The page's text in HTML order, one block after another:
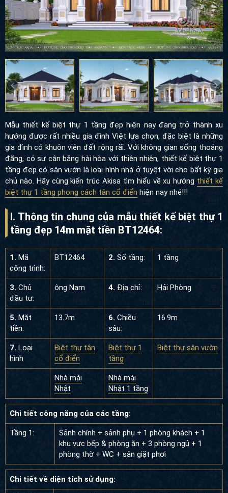
Mẫu thiết kế biệt thự 1 tầng đẹp hiện nay đang trở thành xu
hướng được rất nhiều gia đình Việt lựa chọn, đặc biệt là những
gia đình có khuôn viên đất rộng rãi. Với không gian sống thoáng
đãng, có sự cân bằng hài hòa với thiên nhiên, thiết kế biệt thự 1
tầng đẹp có sân vườn là loại hình nhà ở tuyệt vời cho bất kỳ gia
chủ nào. Hãy cùng kiến trúc Akisa tìm hiểu về xu hướng thiết kế
biệt thự 1 tầng phong cách tân cổ điển hiện nay nhé!!!
I. Thông tin chung của mẫu thiết kế biệt thự 1
tầng đẹp 14m mặt tiền BT12464:
1. Mã
công trình:
BT12464 2. Số tầng: 1 tầng
3. Chủ
đầu tư:
ông Nam 4. Địa chỉ: Hải Phòng
5. Mặt
tiền:
13.7m 6. Chiều
sâu:
16.9m
7. Loại
hình
Biệt thự tân
cổ điển
Biệt thự 1
tầng
Biệt thự sân vườn
Nhà mái
Nhật
Nhà mái
Nhật 1 tầng
Chi tiết công năng của các tầng:
Tầng 1:
Sảnh chính + sảnh phụ + 1 phòng khách + 1
khu vực bếp & phòng ăn + 3 phòng ngủ + 1
phòng thờ + WC + sân giặt phơi
Chi tiết về diện tích sử dụng: